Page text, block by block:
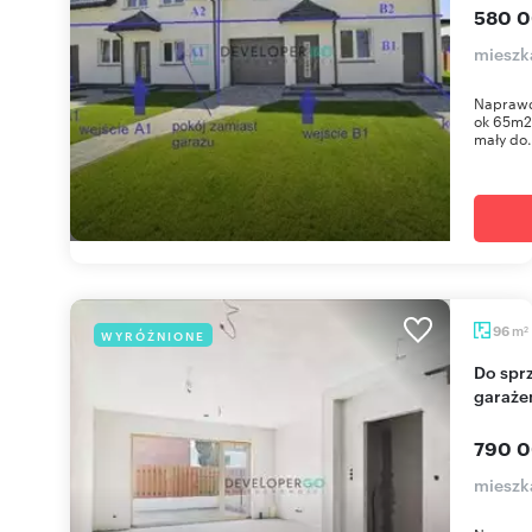
580
ok
mały
WYRÓŻNIONE 96 m2
Do sprzedania nowoczesny segment 4 pokoi z
790